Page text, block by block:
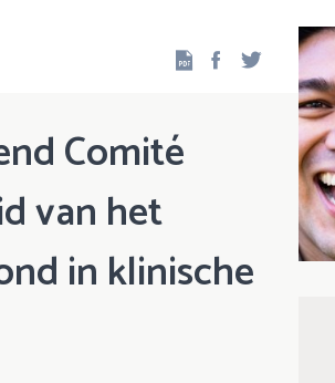
Facebook
Twitter
Comité
van het
in klinische